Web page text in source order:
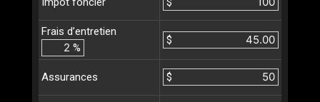
Frais d’entretien
%
$
Assurances $